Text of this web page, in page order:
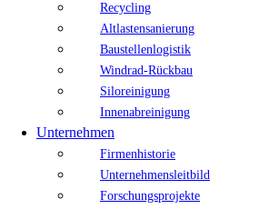
Recycling
Altlastensanierung
Baustellenlogistik
Windrad-Rückbau
Siloreinigung
Innenabreinigung
Unternehmen
Firmenhistorie
Unternehmensleitbild
Forschungsprojekte